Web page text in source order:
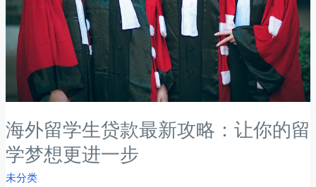
海外留学生贷款最新攻略：让你的留
学梦想更进一步
未分类